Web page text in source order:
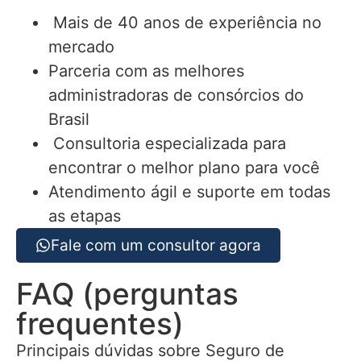
Mais de 40 anos de experiência no
mercado
Parceria com as melhores
administradoras de consórcios do
Brasil
Consultoria especializada para
encontrar o melhor plano para você
Atendimento ágil e suporte em todas
as etapas
Fale com um consultor agora
FAQ (perguntas
frequentes)
Principais dúvidas sobre Seguro de